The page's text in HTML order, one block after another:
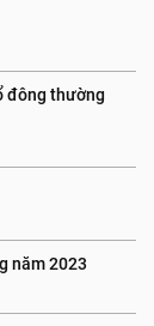
đông thường
năm 2023